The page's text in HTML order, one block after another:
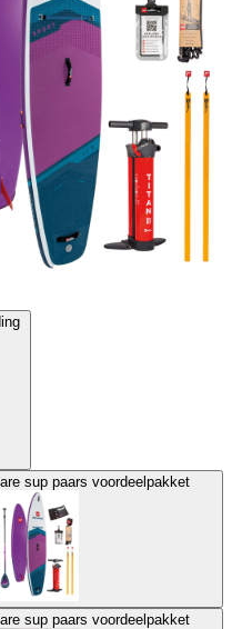
sup paars voordeelpakket
sup paars voordeelpakket